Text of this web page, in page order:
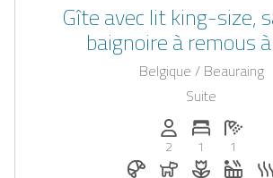
Gîte avec lit king-size,
baignoire à
Belgique / Beauraing
Suite
Personnes (max): 2
2
Nombre de
1
1
Petit déjeuner inclus
Chiens autorisés
FleursJacuzzi